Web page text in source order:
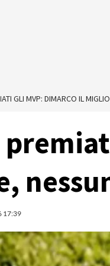
GLI MVP: DIMARCO IL
17:39